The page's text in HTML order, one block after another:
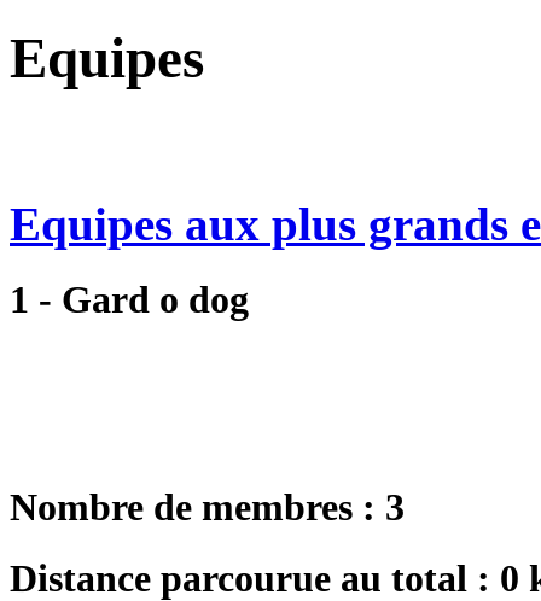
Equipes
Equipes aux plus grands
1 - Gard o dog
Nombre de membres : 3
Distance parcourue au total : 0